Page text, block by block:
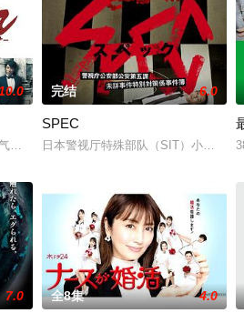
路工大哥佐藤旭（妻夫木聪 饰）
的意大利餐厅，其店长兼主厨辰巳日出男（
完结 6.0
SPEC
日本警视厅特殊部队（SIT）小队长濑
7.0 全8集 4.0